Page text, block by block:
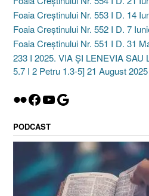
Foaia Creștinului Nr. 553 I D. 14
Foaia Creștinului Nr. 552 I D. 7
Foaia Creștinului Nr. 551 I D. 31
233 I 2025. VIA ȘI LENEVIA SAU
5.7 I 2 Petru 1.3-5] 21 August 2025
Flickr
Facebook
YouTube
Google
PODCAST